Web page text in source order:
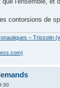
contorsions de
– Trissotin